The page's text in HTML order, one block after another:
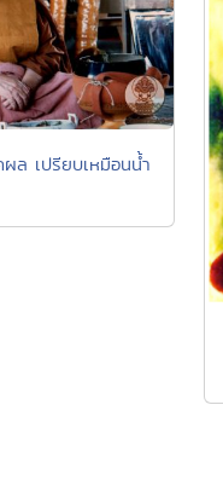
ล เปรียบเหมือนน้ำ